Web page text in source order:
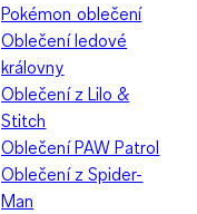
Pokémon oblečení
Oblečení ledové
královny
Oblečení z Lilo &
Stitch
Oblečení PAW Patrol
Oblečení z Spider-
Man